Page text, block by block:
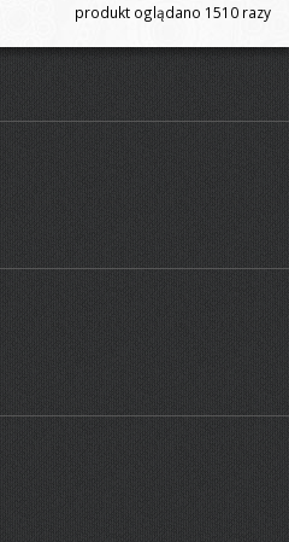
produkt oglądano 1510 razy